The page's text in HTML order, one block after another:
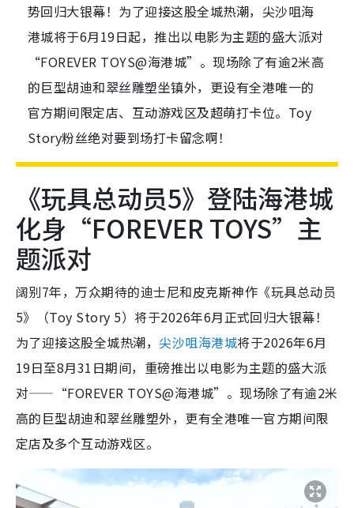
势回归大银幕！为了迎接这股全城热潮，尖沙咀海
港城将于6月19日起，推出以电影为主题的盛大派对
“FOREVER TOYS@海港城”。现场除了有逾2米高
的巨型胡迪和翠丝雕塑坐镇外，更设有全港唯一的
官方期间限定店、互动游戏区及超萌打卡位。Toy
Story粉丝绝对要到场打卡留念啊！
《玩具总动员5》登陆海港城
化身“FOREVER TOYS”主
题派对
阔别7年，万众期待的迪士尼和皮克斯神作《玩具总动员
5》（Toy Story 5）将于2026年6月正式回归大银幕！
为了迎接这股全城热潮，尖沙咀海港城将于2026年6月
19日至8月31日期间，重磅推出以电影为主题的盛大派
对——“FOREVER TOYS@海港城”。现场除了有逾2米
高的巨型胡迪和翠丝雕塑外，更有全港唯一官方期间限
定店及多个互动游戏区。